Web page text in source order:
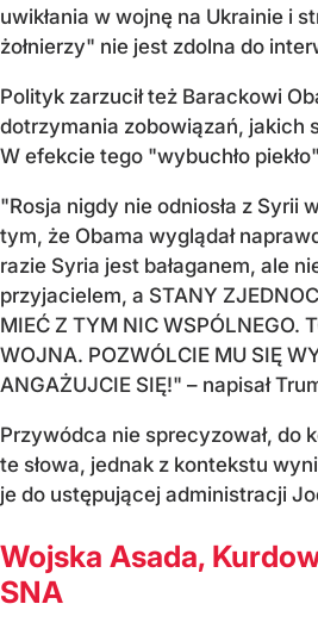
uwikłania w wojnę na Ukrainie i
żołnierzy" nie jest zdolna do
Polityk zarzucił też Barackowi
dotrzymania zobowiązań, jakich
W efekcie tego "wybuchło
"Rosja nigdy nie odniosła z Syrii
tym, że Obama wyglądał
razie Syria jest bałaganem, ale
przyjacielem, a STANY
MIEĆ Z TYM NIC WSPÓLNEGO.
WOJNA. POZWÓLCIE MU SIĘ
ANGAŻUJCIE SIĘ!" – napisał
Przywódca nie sprecyzował, do
te słowa, jednak z kontekstu
je do ustępującej administracji
Wojska Asada,
SNA